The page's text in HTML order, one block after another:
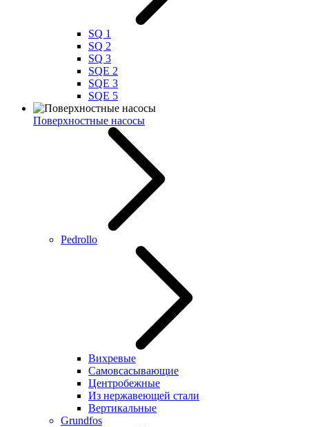
SQ 1
SQ 2
SQ 3
SQE 2
SQE 3
SQE 5
Поверхностные насосы
Pedrollo
Вихревые
Самовсасывающие
Центробежные
Из нержавеющей стали
Вертикальные
Grundfos